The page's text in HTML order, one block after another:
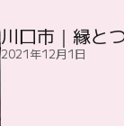
川口市｜縁と
2021年12月1日